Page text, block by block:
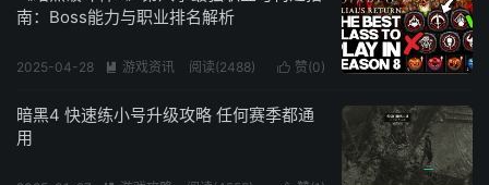
南：Boss能力与职业排名解析
 赞(0)
2025-04-28  游戏资讯 阅读(2488)
暗黑4 快速练小号升级攻略 任何赛季都通
用